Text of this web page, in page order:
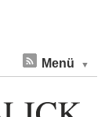
Menü